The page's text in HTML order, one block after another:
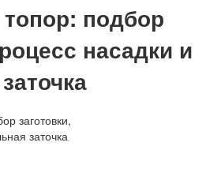
подбор
насадки и